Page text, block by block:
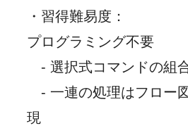
・習得難易度 ：
プログラミング不要
- 選択式コマンドの組
- 一連の処理はフロー
現